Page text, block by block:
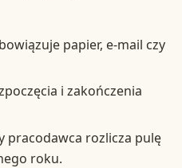
papier, e-mail czy
i zakończenia
pracodawca rozlicza pulę
roku.